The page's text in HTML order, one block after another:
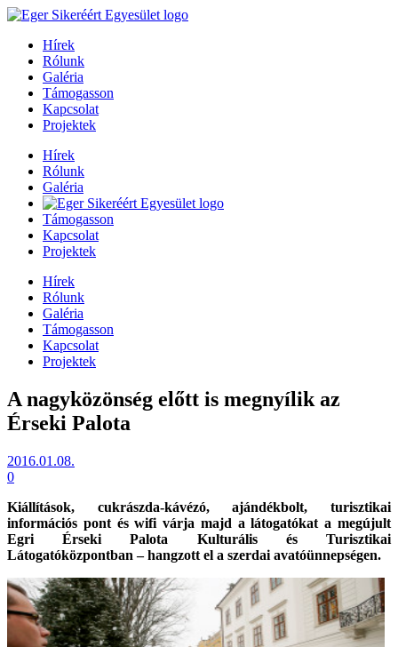
Hírek
Rólunk
Galéria
Támogasson
Kapcsolat
Projektek
Hírek
Rólunk
Galéria
Támogasson
Kapcsolat
Projektek
Hírek
Rólunk
Galéria
Támogasson
Kapcsolat
Projektek
A nagyközönség előtt is megnyílik az
Érseki Palota
2016.01.08.
0
Kiállítások, cukrászda-kávézó, ajándékbolt, turisztikai
információs pont és wifi várja majd a látogatókat a megújult
Egri Érseki Palota Kulturális és Turisztikai
Látogatóközpontban – hangzott el a szerdai avatóünnepségen.